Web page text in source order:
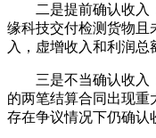
二是提前确认收入：
缘科技交付检测货物且
入，虚增收入和利润总
三是不当确认收入：
的两笔结算合同出现重
存在争议情况下仍确认